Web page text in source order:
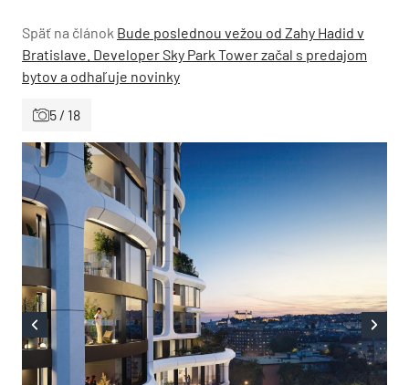
Späť na článok Bude poslednou vežou od Zahy Hadid v
Bratislave. Developer Sky Park Tower začal s predajom
bytov a odhaľuje novinky
5 / 18